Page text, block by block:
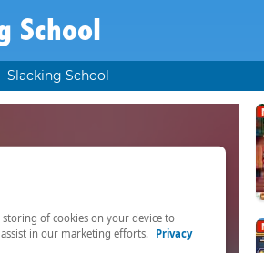
School
Slacking School